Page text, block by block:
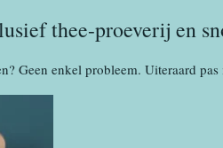
thee-proeverij en
Geen enkel probleem. Uiteraard